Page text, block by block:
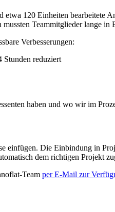
120 Einheiten bearbeitete
Teammitglieder lange in
Verbesserungen:
Stunden reduziert
haben und wo wir im
einfügen. Die Einbindung in
dem richtigen Projekt
Team per E-Mail zur